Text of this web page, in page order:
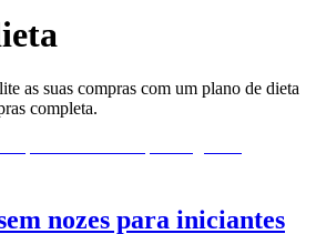
as suas compras com um plano de dieta
completa.
nozes para iniciantes